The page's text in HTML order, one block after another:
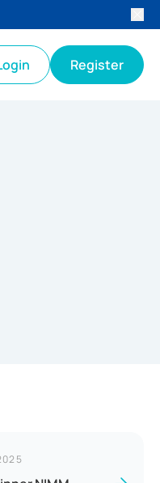
Register